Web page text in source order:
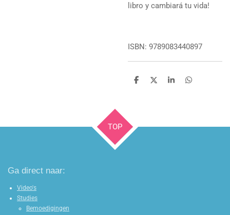
libro y cambiará tu vida!
ISBN: 9789083440897
D
D
S
D
TOP
Ga direct naar:
Video's
Studies
Bemoedigingen